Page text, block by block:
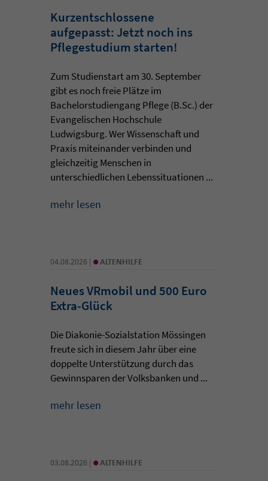
Kurzentschlossene
aufgepasst: Jetzt noch ins
Pflegestudium starten!
Zum Studienstart am 30. September
gibt es noch freie Plätze im
Bachelorstudiengang Pflege (B.Sc.) der
Evangelischen Hochschule
Ludwigsburg. Wer Wissenschaft und
Praxis miteinander verbinden und
gleichzeitig Menschen in
unterschiedlichen Lebenssituationen ...
mehr lesen
04.08.2026 | •ALTENHILFE
Neues VRmobil und 500 Euro
Extra-Glück
Die Diakonie-Sozialstation Mössingen
freute sich in diesem Jahr über eine
doppelte Unterstützung durch das
Gewinnsparen der Volksbanken und ...
mehr lesen
03.08.2026 | •ALTENHILFE